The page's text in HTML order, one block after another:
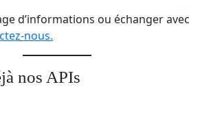
d’informations ou échanger avec
nous.
nos APIs